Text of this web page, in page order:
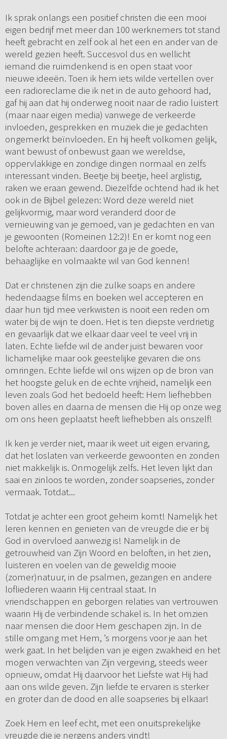
Ik sprak onlangs een positief christen die een mooi
eigen bedrijf met meer dan 100 werknemers tot stand
heeft gebracht en zelf ook al het een en ander van de
wereld gezien heeft. Succesvol dus en wellicht
iemand die ruimdenkend is en open staat voor
nieuwe ideeën. Toen ik hem iets wilde vertellen over
een radioreclame die ik net in de auto gehoord had,
gaf hij aan dat hij onderweg nooit naar de radio luistert
(maar naar eigen media) vanwege de verkeerde
invloeden, gesprekken en muziek die je gedachten
ongemerkt beïnvloeden. En hij heeft volkomen gelijk,
want bewust of onbewust gaan we wereldse,
oppervlakkige en zondige dingen normaal en zelfs
interessant vinden. Beetje bij beetje, heel arglistig,
raken we eraan gewend. Diezelfde ochtend had ik het
ook in de Bijbel gelezen: Word deze wereld niet
gelijkvormig, maar word veranderd door de
vernieuwing van je gemoed, van je gedachten en van
je gewoonten (Romeinen 12:2)! En er komt nog een
belofte achteraan: daardoor ga je de goede,
behaaglijke en volmaakte wil van God kennen!
Dat er christenen zijn die zulke soaps en andere
hedendaagse films en boeken wel accepteren en
daar hun tijd mee verkwisten is nooit een reden om
water bij de wijn te doen. Het is ten diepste verdrietig
en gevaarlijk dat we elkaar daar veel te veel vrij in
laten. Echte liefde wil de ander juist bewaren voor
lichamelijke maar ook geestelijke gevaren die ons
omringen. Echte liefde wil ons wijzen op de bron van
het hoogste geluk en de echte vrijheid, namelijk een
leven zoals God het bedoeld heeft: Hem liefhebben
boven alles en daarna de mensen die Hij op onze weg
om ons heen geplaatst heeft liefhebben als onszelf!
Ik ken je verder niet, maar ik weet uit eigen ervaring,
dat het loslaten van verkeerde gewoonten en zonden
niet makkelijk is. Onmogelijk zelfs. Het leven lijkt dan
saai en zinloos te worden, zonder soapseries, zonder
vermaak. Totdat...
Totdat je achter een groot geheim komt! Namelijk het
leren kennen en genieten van de vreugde die er bij
God in overvloed aanwezig is! Namelijk in de
getrouwheid van Zijn Woord en beloften, in het zien,
luisteren en voelen van de geweldig mooie
(zomer)natuur, in de psalmen, gezangen en andere
lofliederen waarin Hij centraal staat. In
vriendschappen en geborgen relaties van vertrouwen
waarin Hij de verbindende schakel is. In het omzien
naar mensen die door Hem geschapen zijn. In de
stille omgang met Hem, ’s morgens voor je aan het
werk gaat. In het belijden van je eigen zwakheid en het
mogen verwachten van Zijn vergeving, steeds weer
opnieuw, omdat Hij daarvoor het Liefste wat Hij had
aan ons wilde geven. Zijn liefde te ervaren is sterker
en groter dan de dood en alle soapseries bij elkaar!
Zoek Hem en leef echt, met een onuitsprekelijke
vreugde die je nergens anders vindt!